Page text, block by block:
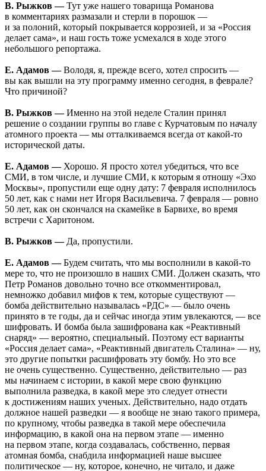
В. Рыжков —Тут уже нашего товарища Романова
в комментариях размазали и стерли в порошок —
и за полоний, который покрывается коррозией, и за «Россия
делает сама», и наш гость тоже усмехался в ходе этого
небольшого репортажа.
Е. Адамов —Володя, я, прежде всего, хотел спросить —
вы как вышли на эту программу именно сегодня, в феврале?
Что причиной?
В. Рыжков —Именно на этой неделе Сталин принял
решение о создании группы во главе с Курчатовым по началу
атомного проекта — мы отталкиваемся всегда от какой-то
исторической даты.
Е. Адамов —Хорошо. Я просто хотел убедиться, что все
СМИ, в том числе, и лучшие СМИ, к которым я отношу «Эхо
Москвы», пропустили еще одну дату: 7 февраля исполнилось
50 лет, как с нами нет Игоря Васильевича. 7 февраля — ровно
50 лет, как он скончался на скамейке в Барвихе, во время
встречи с Харитоном.
В. Рыжков —Да, пропустили.
Е. Адамов —Будем считать, что мы восполнили в какой-то
мере то, что не произошло в наших СМИ. Должен сказать, что
Петр Романов довольно точно все откомментировал,
немножко добавил мифов к тем, которые существуют —
бомба действительно называлась «РДС» — было очень
принято в те годы, да и сейчас иногда этим увлекаются, — все
шифровать. И бомба была зашифрована как «Реактивный
снаряд» — вероятно, специальный. Поэтому ест варианты
«Россия делает сама», «Реактивный двигатель Сталина» — ну,
это другие попытки расшифровать эту бомбу. Но это все
не очень существенно. Существенно, действительно — раз
мы начинаем с истории, в какой мере свою функцию
выполнила разведка, в какой мере это следует отнести
к достижениям наших ученых. Действительно, надо отдать
должное нашей разведки — я вообще не знаю такого примера,
по крупному, чтобы разведка в такой мере обеспечила
информацию, в какой она на первом этапе — именно
на первом этапе, когда создавалась, собственно, первая
атомная бомба, снабдила информацией наше высшее
политическое — ну, которое, конечно, не читало, и даже